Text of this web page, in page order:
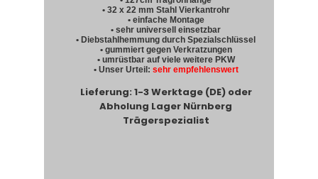
• 32 x 22 mm Stahl Vierkantrohr
• einfache Montage
• sehr universell einsetzbar
• Diebstahlhemmung durch Spezialschlüssel
• gummiert gegen Verkratzungen
• umrüstbar auf viele weitere PKW
• Unser Urteil: sehr empfehlenswert
Lieferung: 1-3 Werktage (DE) oder
Abholung Lager Nürnberg
Trägerspezialist